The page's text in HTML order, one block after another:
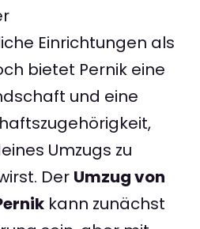
Einrichtungen als
bietet Pernik eine
und eine
Umzugs zu
Der Umzug von
kann zunächst